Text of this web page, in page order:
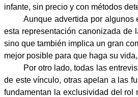
infante, sin precio y con métodos
Aunque advertida por algunos
esta representación canonizada de
sino que también implica un gran
mejor posible para que haga su
Por otro lado, todas las
de este vínculo, otras apelan a las
fundamentan la exclusividad del rol